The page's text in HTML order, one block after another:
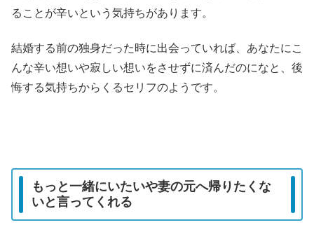
ることが辛いという気持ちがあります。
結婚する前の独身だった時に出会っていれば、あなたにこ
んな辛い想いや寂しい想いをさせずに済んだのになと、後
悔する気持ちからくるセリフのようです。
もっと一緒にいたいや妻の元へ帰りたくな
いと言ってくれる